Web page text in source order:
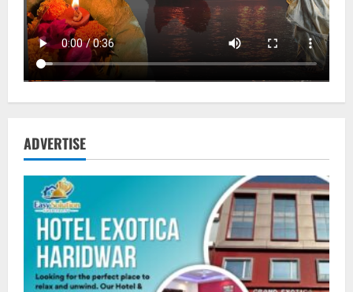
ADVERTISE